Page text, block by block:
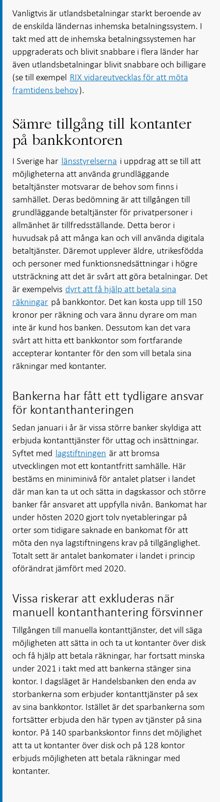
Vanligtvis är utlandsbetalningar starkt beroende av
de enskilda ländernas inhemska betalningssystem. I
takt med att de inhemska betalningssystemen har
uppgraderats och blivit snabbare i flera länder har
även utlandsbetalningar blivit snabbare och billigare
(se till exempel RIX vidareutvecklas för att möta
framtidens behov).
Sämre tillgång till kontanter
på bankkontoren
I Sverige har länsstyrelserna i uppdrag att se till att
möjligheterna att använda grundläggande
betaltjänster motsvarar de behov som finns i
samhället. Deras bedömning är att tillgången till
grundläggande betaltjänster för privatpersoner i
allmänhet är tillfredsställande. Detta beror i
huvudsak på att många kan och vill använda digitala
betaltjänster. Däremot upplever äldre, utrikesfödda
och personer med funktionsnedsättningar i högre
utsträckning att det är svårt att göra betalningar. Det
är exempelvis dyrt att få hjälp att betala sina
räkningar på bankkontor. Det kan kosta upp till 150
kronor per räkning och vara ännu dyrare om man
inte är kund hos banken. Dessutom kan det vara
svårt att hitta ett bankkontor som fortfarande
accepterar kontanter för den som vill betala sina
räkningar med kontanter.
Bankerna har fått ett tydligare ansvar
för kontanthanteringen
Sedan januari i år är vissa större banker skyldiga att
erbjuda kontanttjänster för uttag och insättningar.
Syftet med lagstiftningen är att bromsa
utvecklingen mot ett kontantfritt samhälle. Här
bestäms en miniminivå för antalet platser i landet
där man kan ta ut och sätta in dagskassor och större
banker får ansvaret att uppfylla nivån. Bankomat har
under hösten 2020 gjort tolv nyetableringar på
orter som tidigare saknade en bankomat för att
möta den nya lagstiftningens krav på tillgänglighet.
Totalt sett är antalet bankomater i landet i princip
oförändrat jämfört med 2020.
Vissa riskerar att exkluderas när
manuell kontanthantering försvinner
Tillgången till manuella kontanttjänster, det vill säga
möjligheten att sätta in och ta ut kontanter över disk
och få hjälp att betala räkningar, har fortsatt minska
under 2021 i takt med att bankerna stänger sina
kontor. I dagsläget är Handelsbanken den enda av
storbankerna som erbjuder kontanttjänster på sex
av sina bankkontor. Istället är det sparbankerna som
fortsätter erbjuda den här typen av tjänster på sina
kontor. På 140 sparbankskontor finns det möjlighet
att ta ut kontanter över disk och på 128 kontor
erbjuds möjligheten att betala räkningar med
kontanter.